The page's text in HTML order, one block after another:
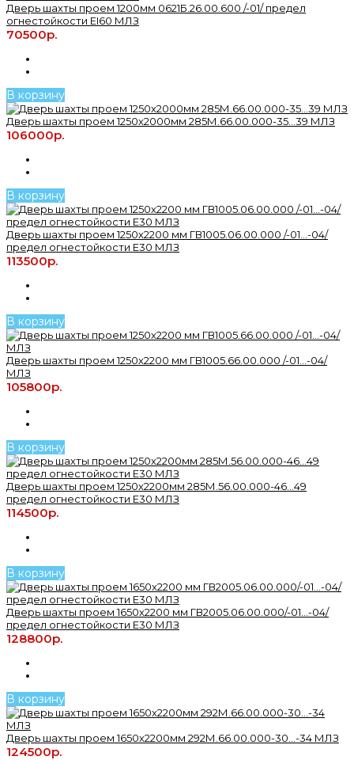
Дверь шахты проем 1200мм 0621Б.26.00.600 /-01/ предел
огнестойкости ЕI60 МЛЗ
70500р.
В корзину
Дверь шахты проем 1250х2000мм 285М.66.00.000-35...39 МЛЗ
106000р.
В корзину
Дверь шахты проем 1250х2200 мм ГВ1005.06.00.000 /-01...-04/
предел огнестойкости Е30 МЛЗ
113500р.
В корзину
Дверь шахты проем 1250х2200 мм ГВ1005.66.00.000 /-01...-04/
МЛЗ
105800р.
В корзину
Дверь шахты проем 1250х2200мм 285М.56.00.000-46...49
предел огнестойкости Е30 МЛЗ
114500р.
В корзину
Дверь шахты проем 1650х2200 мм ГВ2005.06.00.000/-01...-04/
предел огнестойкости Е30 МЛЗ
128800р.
В корзину
Дверь шахты проем 1650х2200мм 292М.66.00.000-30...-34 МЛЗ
124500р.